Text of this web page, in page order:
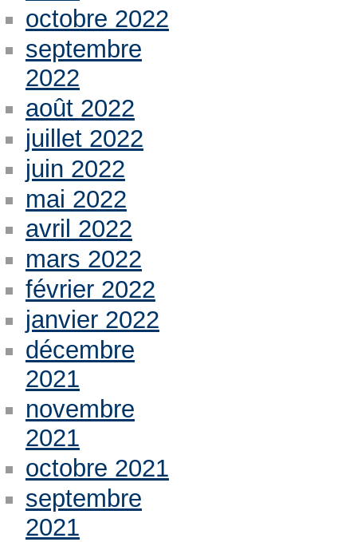
octobre 2022
septembre
2022
août 2022
juillet 2022
juin 2022
mai 2022
avril 2022
mars 2022
février 2022
janvier 2022
décembre
2021
novembre
2021
octobre 2021
septembre
2021